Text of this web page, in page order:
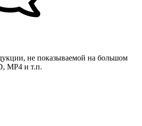
не показываемой на большом
MP4 и т.п.